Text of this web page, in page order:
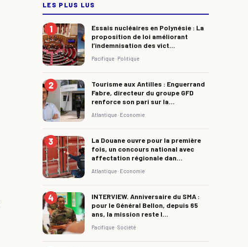
LES PLUS LUS
Essais nucléaires en Polynésie : La
proposition de loi améliorant
l’indemnisation des vict...
Pacifique · Politique
Tourisme aux Antilles : Enguerrand
Fabre, directeur du groupe GFD
renforce son pari sur la...
Atlantique · Economie
La Douane ouvre pour la première
fois, un concours national avec
affectation régionale dan...
Atlantique · Economie
INTERVIEW. Anniversaire du SMA :
pour le Général Bellon, depuis 65
ans, la mission reste l...
Pacifique ·Société